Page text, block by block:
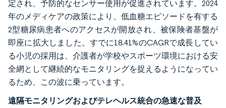
定され、予防的なセンサー使用が促進されています。2024
年のメディケアの政策により、低血糖エピソードを有する
2型糖尿病患者へのアクセスが開放され、被保険者基盤が
即座に拡大しました。すでに18.41%のCAGRで成長してい
る小児の採用は、介護者が学校やスポーツ環境における安
全網として継続的なモニタリングを捉えるようになってい
るため、この波に乗っています。
遠隔モニタリングおよびテレヘルス統合の急速な普及